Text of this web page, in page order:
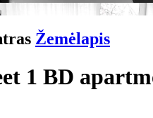
Žemėlapis
1 BD